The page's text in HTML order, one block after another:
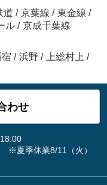
道 / 京葉線 / 東金線 /
ル / 京成千葉線
宿 / 浜野 / 上総村上 /
わせ
※夏季休業8/11（火）